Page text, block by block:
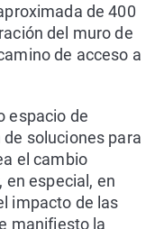
de 400
del muro de
de acceso a
espacio de
soluciones para
el cambio
en especial, en
impacto de las
manifiesto la